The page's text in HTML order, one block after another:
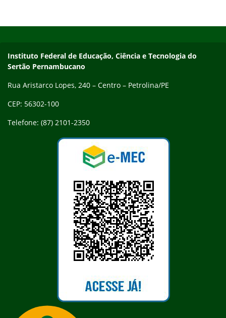
Endereço
Instituto Federal de Educação, Ciência e Tecnologia do
Sertão Pernambucano
Rua Aristarco Lopes, 240 – Centro – Petrolina/PE
CEP: 56302-100
Telefone: (87) 2101-2350